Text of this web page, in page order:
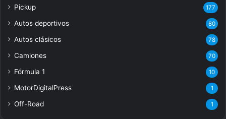
Pickup 177
Autos deportivos 80
Autos clásicos 78
Camiones 70
Fórmula 1 10
MotorDigitalPress 1
Off-Road 1